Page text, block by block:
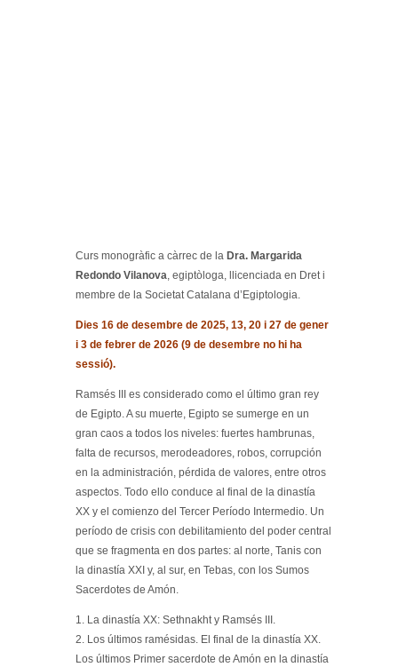
Curs monogràfic a càrrec de la Dra. Margarida
Redondo Vilanova, egiptòloga, llicenciada en Dret i
membre de la Societat Catalana d’Egiptologia.
Dies 16 de desembre de 2025, 13, 20 i 27 de gener
i 3 de febrer de 2026 (9 de desembre no hi ha
sessió).
Ramsés III es considerado como el último gran rey
de Egipto. A su muerte, Egipto se sumerge en un
gran caos a todos los niveles: fuertes hambrunas,
falta de recursos, merodeadores, robos, corrupción
en la administración, pérdida de valores, entre otros
aspectos. Todo ello conduce al final de la dinastía
XX y el comienzo del Tercer Período Intermedio. Un
período de crisis con debilitamiento del poder central
que se fragmenta en dos partes: al norte, Tanis con
la dinastía XXI y, al sur, en Tebas, con los Sumos
Sacerdotes de Amón.
1. La dinastía XX: Sethnakht y Ramsés III.
2. Los últimos ramésidas. El final de la dinastía XX.
Los últimos Primer sacerdote de Amón en la dinastía